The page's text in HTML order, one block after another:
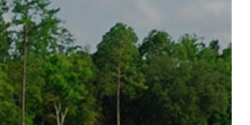
園藝產品 HORTICULTURE
肥料使用時機
知識庫 KNOWLEDGE BASE